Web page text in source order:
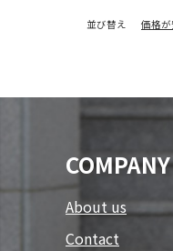
並び替え 価格
About us
Contact